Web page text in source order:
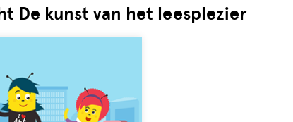
De kunst van het leesplezier